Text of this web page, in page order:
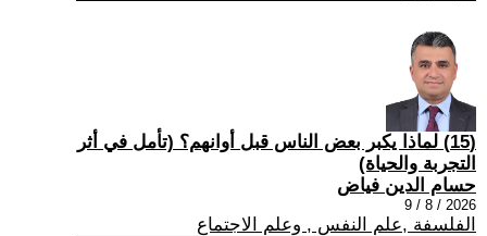
(15) لماذا يكبر بعض الناس قبل أوانهم؟ (تأمل في أثر
التجربة والحياة)
حسام الدين فياض
2026 / 8 / 9
الفلسفة ,علم النفس , وعلم الاجتماع